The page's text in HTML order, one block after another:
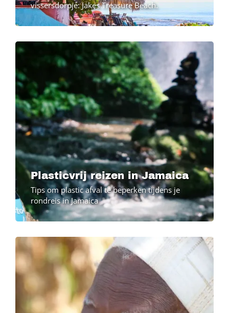
vissersdorpje: Jakes Treasure Beach.
Image
Plasticvrij reizen in Jamaica
Tips om plastic afval te beperken tijdens je
rondreis in Jamaica
Image